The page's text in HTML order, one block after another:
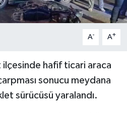
A- A+
ilçesinde hafif ticari araca
sonucu meydana
sürücüsü yaralandı.